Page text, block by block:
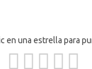
en una estrella para